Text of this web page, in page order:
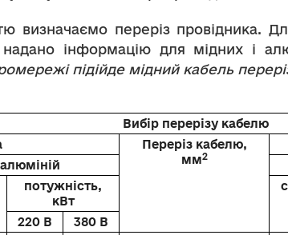
визначаємо переріз провідника.
інформацію для мідних і
підійде мідний кабель
Вибір перерізу кабелю
Переріз кабелю,
мм2
алюміній
потужність,
кВт
220 В 380 В